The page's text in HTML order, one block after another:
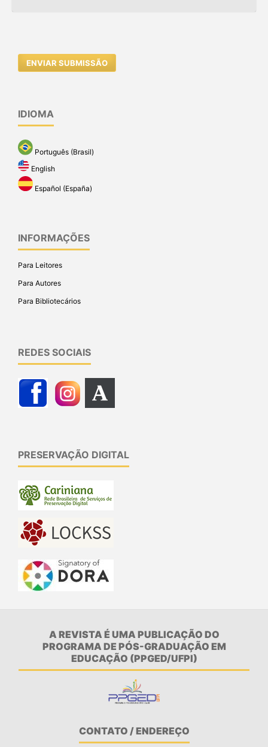
ENVIAR SUBMISSÃO
IDIOMA
Português (Brasil)
English
Español (España)
INFORMAÇÕES
Para Leitores
Para Autores
Para Bibliotecários
REDES SOCIAIS
PRESERVAÇÃO DIGITAL
A REVISTA É UMA PUBLICAÇÃO DO
PROGRAMA DE PÓS-GRADUAÇÃO EM
EDUCAÇÃO (PPGED/UFPI)
CONTATO / ENDEREÇO